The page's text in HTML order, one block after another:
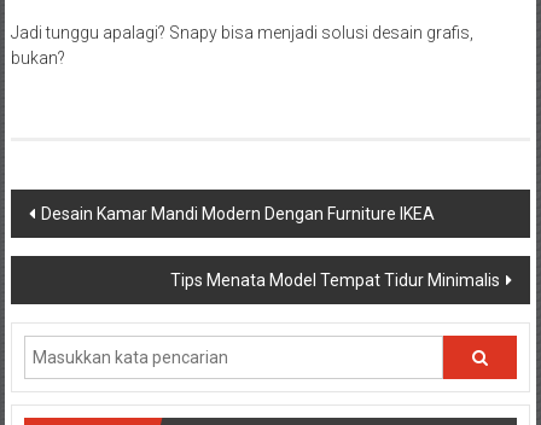
Jadi tunggu apalagi? Snapy bisa menjadi solusi desain grafis,
bukan?
Navigasi
pos
Desain Kamar Mandi Modern Dengan Furniture IKEA
Tips Menata Model Tempat Tidur Minimalis